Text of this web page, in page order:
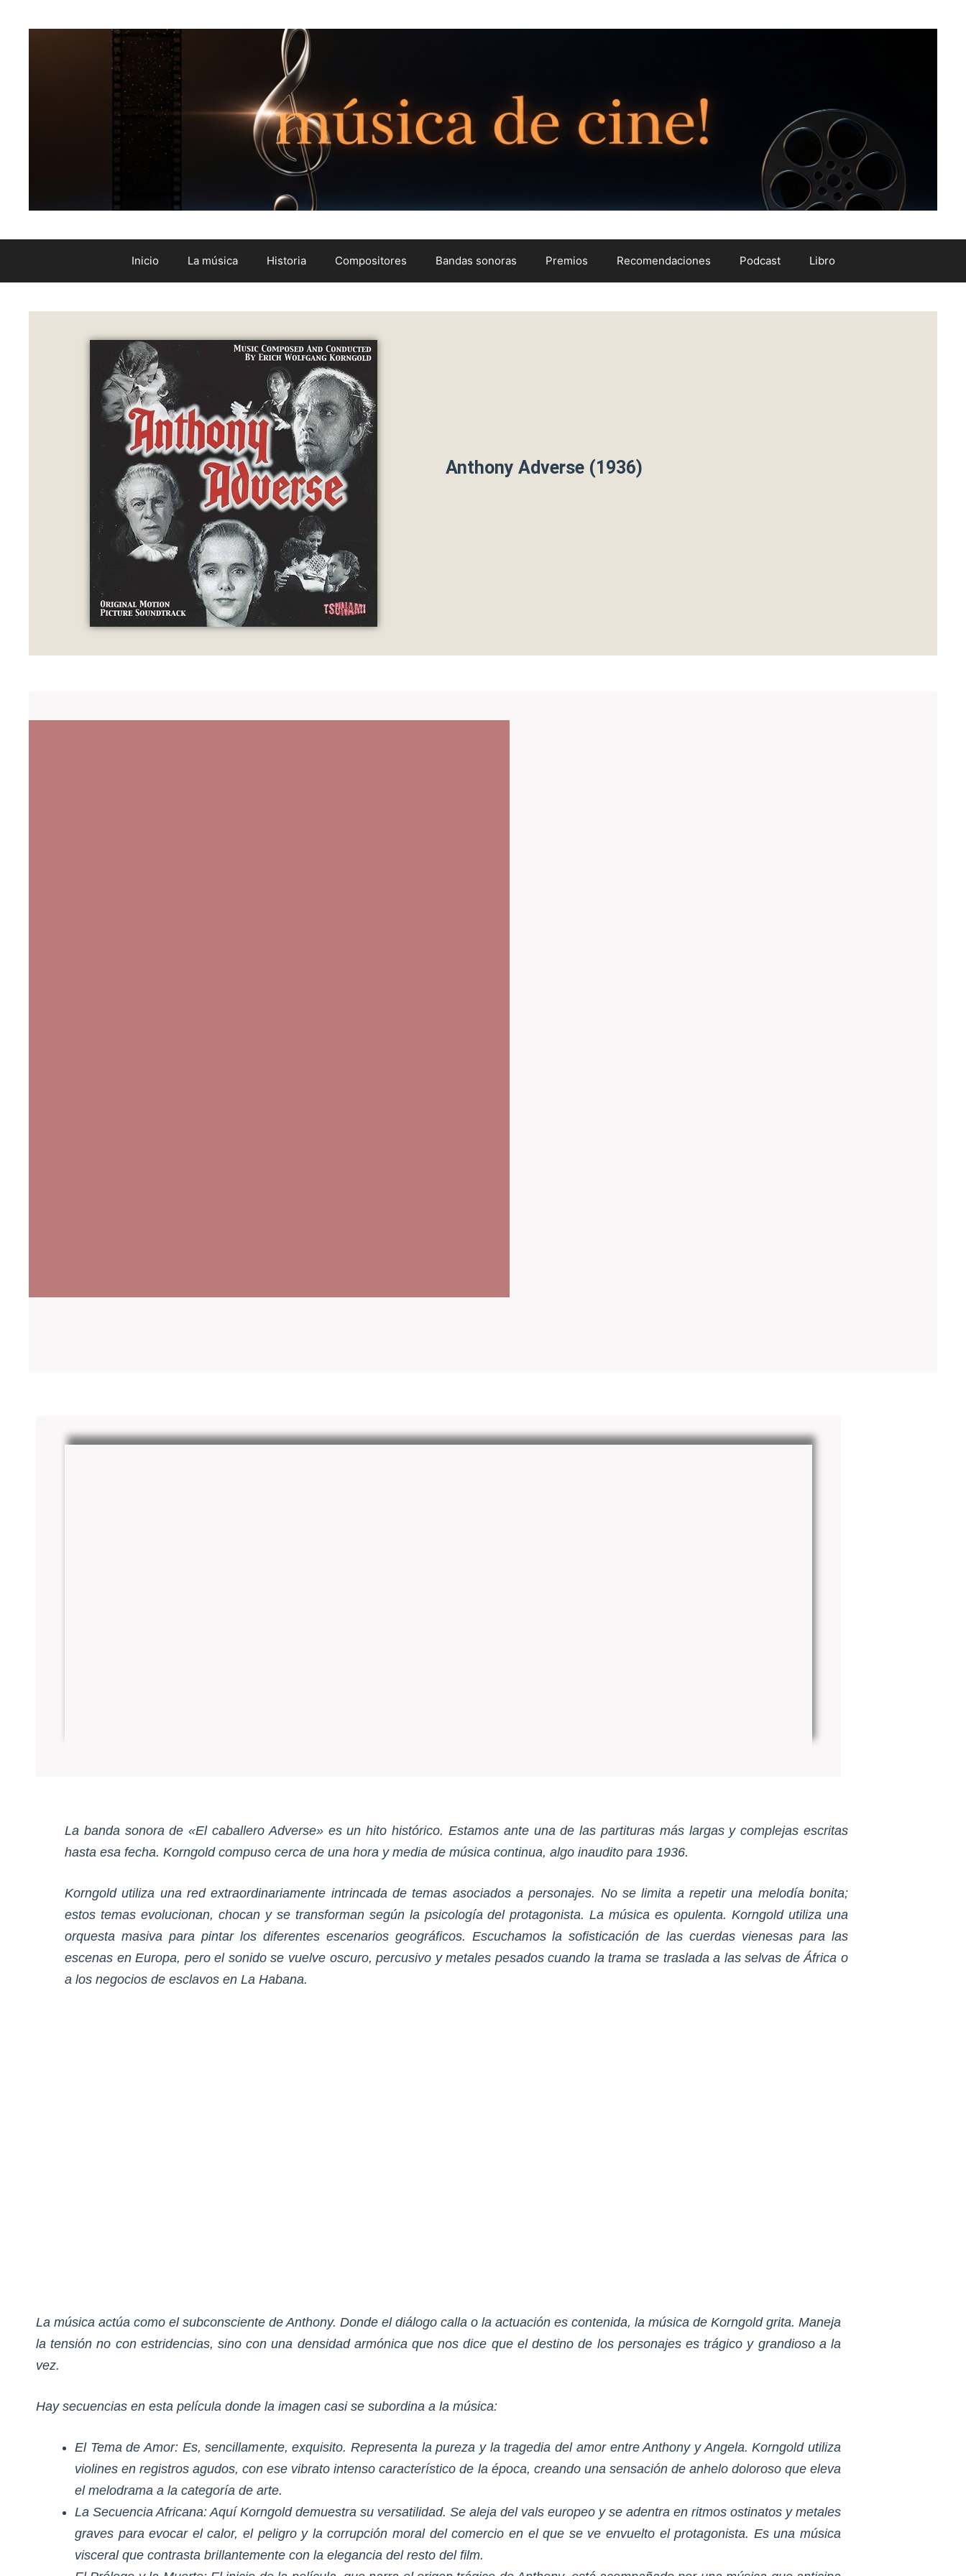
Inicio La música Historia Compositores Bandas sonoras Premios Recomendaciones Podcast Libro
Anthony Adverse (1936)
La banda sonora de «El caballero Adverse» es un hito histórico. Estamos ante una de las partituras más largas y complejas escritas
hasta esa fecha. Korngold compuso cerca de una hora y media de música continua, algo inaudito para 1936.
Korngold utiliza una red extraordinariamente intrincada de temas asociados a personajes. No se limita a repetir una melodía bonita;
estos temas evolucionan, chocan y se transforman según la psicología del protagonista. La música es opulenta. Korngold utiliza una
orquesta masiva para pintar los diferentes escenarios geográficos. Escuchamos la sofisticación de las cuerdas vienesas para las
escenas en Europa, pero el sonido se vuelve oscuro, percusivo y metales pesados cuando la trama se traslada a las selvas de África o
a los negocios de esclavos en La Habana.
La música actúa como el subconsciente de Anthony. Donde el diálogo calla o la actuación es contenida, la música de Korngold grita. Maneja
la tensión no con estridencias, sino con una densidad armónica que nos dice que el destino de los personajes es trágico y grandioso a la
vez.
Hay secuencias en esta película donde la imagen casi se subordina a la música:
El Tema de Amor: Es, sencillamente, exquisito. Representa la pureza y la tragedia del amor entre Anthony y Angela. Korngold utiliza
violines en registros agudos, con ese vibrato intenso característico de la época, creando una sensación de anhelo doloroso que eleva
el melodrama a la categoría de arte.
La Secuencia Africana: Aquí Korngold demuestra su versatilidad. Se aleja del vals europeo y se adentra en ritmos ostinatos y metales
graves para evocar el calor, el peligro y la corrupción moral del comercio en el que se ve envuelto el protagonista. Es una música
visceral que contrasta brillantemente con la elegancia del resto del film.